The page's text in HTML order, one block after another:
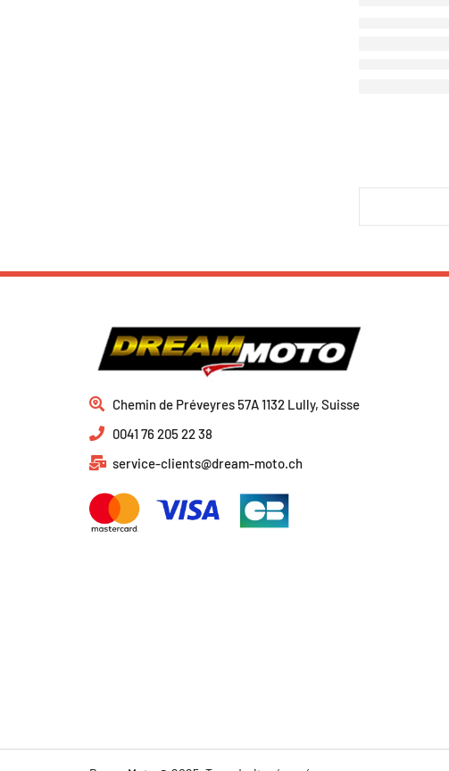
Chemin de Préveyres 57A 1132 Lully, Suisse
0041 76 205 22 38
service-clients@dream-moto.ch